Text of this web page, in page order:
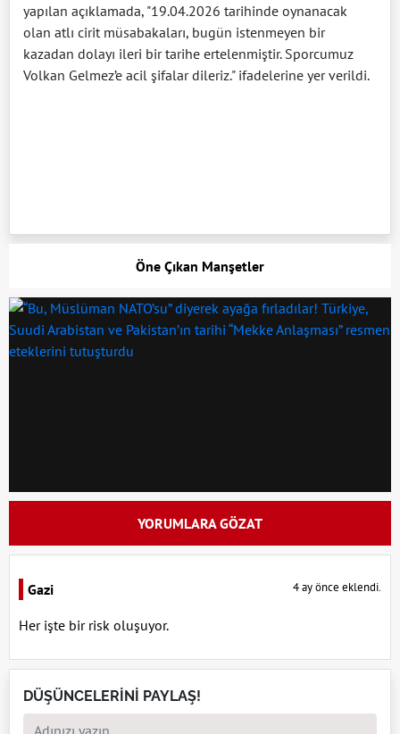
yapılan açıklamada, "19.04.2026 tarihinde oynanacak
olan atlı cirit müsabakaları, bugün istenmeyen bir
kazadan dolayı ileri bir tarihe ertelenmiştir. Sporcumuz
Volkan Gelmez’e acil şifalar dileriz." ifadelerine yer verildi.
Öne Çıkan Manşetler
YORUMLARA GÖZAT
Gazi 4 ay önce eklendi.
Her işte bir risk oluşuyor.
DÜŞÜNCELERİNİ PAYLAŞ!